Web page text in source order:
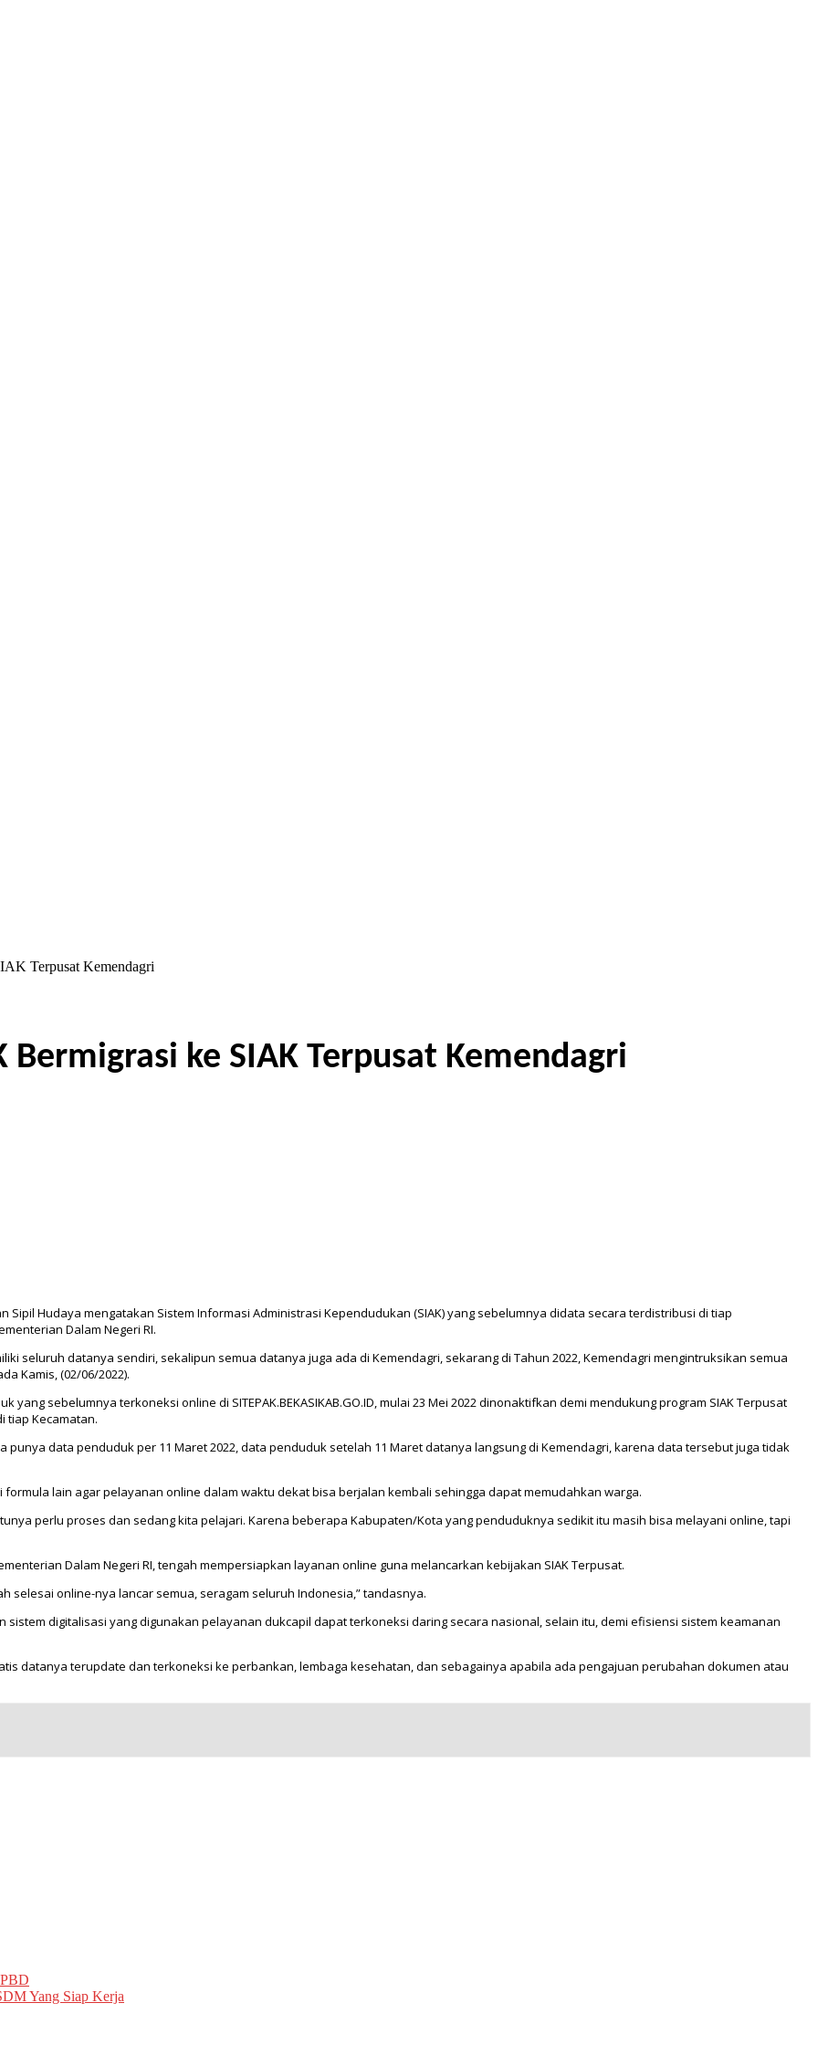
Terpusat Kemendagri
ke SIAK Terpusat Kemendagri
Sipil Hudaya mengatakan Sistem Informasi Administrasi Kependudukan (SIAK) yang sebelumnya didata secara terdistribusi di tiap
Dalam Negeri RI.
seluruh datanya sendiri, sekalipun semua datanya juga ada di Kemendagri, sekarang di Tahun 2022, Kemendagri mengintruksikan semua
Kamis, (02/06/2022).
sebelumnya terkoneksi online di SITEPAK.BEKASIKAB.GO.ID, mulai 23 Mei 2022 dinonaktifkan demi mendukung program SIAK Terpusat
tiap Kecamatan.
punya data penduduk per 11 Maret 2022, data penduduk setelah 11 Maret datanya langsung di Kemendagri, karena data tersebut juga tidak
lain agar pelayanan online dalam waktu dekat bisa berjalan kembali sehingga dapat memudahkan warga.
perlu proses dan sedang kita pelajari. Karena beberapa Kabupaten/Kota yang penduduknya sedikit itu masih bisa melayani online, tapi
Dalam Negeri RI, tengah mempersiapkan layanan online guna melancarkan kebijakan SIAK Terpusat.
selesai online-nya lancar semua, seragam seluruh Indonesia,” tandasnya.
sistem digitalisasi yang digunakan pelayanan dukcapil dapat terkoneksi daring secara nasional, selain itu, demi efisiensi sistem keamanan
datanya terupdate dan terkoneksi ke perbankan, lembaga kesehatan, dan sebagainya apabila ada pengajuan perubahan dokumen atau
Yang Siap Kerja